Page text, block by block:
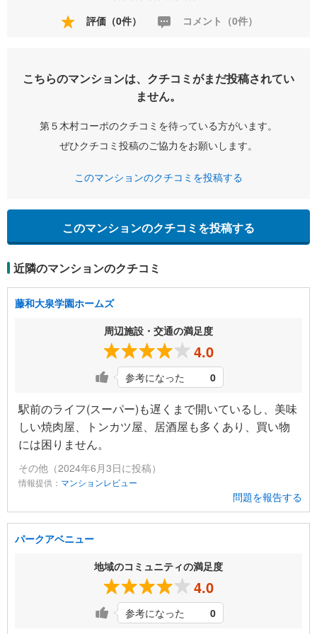
評価（0件） コメント（0件）
こちらのマンションは、クチコミがまだ投稿されてい
ません。
第５木村コーポのクチコミを待っている方がいます。
ぜひクチコミ投稿のご協力をお願いします。
このマンションのクチコミを投稿する
このマンションのクチコミを投稿する
近隣のマンションのクチコミ
藤和大泉学園ホームズ
周辺施設・交通の満足度
4.0
参考になった 0
駅前のライフ(スーパー)も遅くまで開いているし、美味
しい焼肉屋、トンカツ屋、居酒屋も多くあり、買い物
には困りません。
その他（2024年6月3日に投稿）
情報提供： マンションレビュー
問題を報告する
パークアベニュー
地域のコミュニティの満足度
4.0
参考になった 0